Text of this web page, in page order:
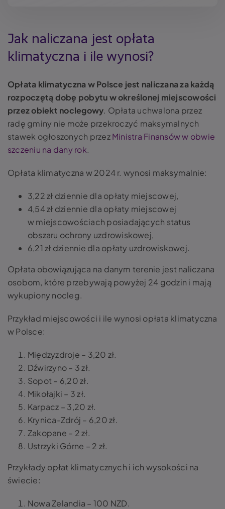
Jak naliczana jest opłata
klimatyczna i ile wynosi?
Opłata klimatyczna w Polsce jest naliczana za każdą
rozpoczętą dobę pobytu w określonej miejscowości
przez obiekt noclegowy. Opłata uchwalona przez
radę gminy nie może przekroczyć maksymalnych
stawek ogłoszonych przezMinistra Finansów w obwie
szczeniu na dany rok.
Opłata klimatyczna w 2024 r. wynosi maksymalnie:
3,22 zł dziennie dla opłaty miejscowej,
4,54 zł dziennie dla opłaty miejscowej
w miejscowościach posiadających status
obszaru ochrony uzdrowiskowej,
6,21 zł dziennie dla opłaty uzdrowiskowej.
Opłata obowiązująca na danym terenie jest naliczana
osobom, które przebywają powyżej 24 godzin i mają
wykupiony nocleg.
Przykład miejscowości i ile wynosi opłata klimatyczna
w Polsce:
Międzyzdroje – 3,20 zł.
Dźwirzyno – 3 zł.
Sopot – 6,20 zł.
Mikołajki – 3 zł.
Karpacz – 3,20 zł.
Krynica-Zdrój – 6,20 zł.
Zakopane – 2 zł.
Ustrzyki Górne – 2 zł.
Przykłady opłat klimatycznych i ich wysokości na
świecie:
Nowa Zelandia – 100 NZD.